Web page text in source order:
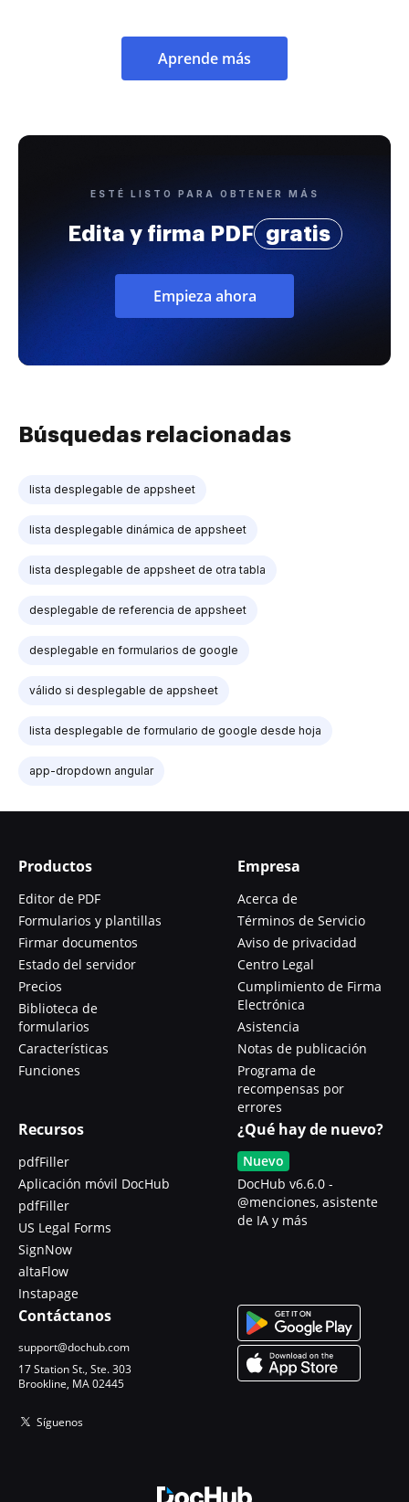
Aprende más
ESTÉ LISTO PARA OBTENER MÁS
Edita y firma PDF gratis
Empieza ahora
Búsquedas relacionadas
lista desplegable de appsheet
lista desplegable dinámica de appsheet
lista desplegable de appsheet de otra tabla
desplegable de referencia de appsheet
desplegable en formularios de google
válido si desplegable de appsheet
lista desplegable de formulario de google desde hoja
app-dropdown angular
Productos
Editor de PDF
Formularios y plantillas
Firmar documentos
Estado del servidor
Precios
Biblioteca de
formularios
Características
Funciones
Empresa
Acerca de
Términos de Servicio
Aviso de privacidad
Centro Legal
Cumplimiento de Firma
Electrónica
Asistencia
Notas de publicación
Programa de
recompensas por
errores
Recursos
pdfFiller
Aplicación móvil DocHub
pdfFiller
US Legal Forms
SignNow
altaFlow
Instapage
¿Qué hay de nuevo?
Nuevo
DocHub v6.6.0 -
@menciones, asistente
de IA y más
Contáctanos
support@dochub.com
17 Station St., Ste. 303
Brookline, MA 02445
Síguenos